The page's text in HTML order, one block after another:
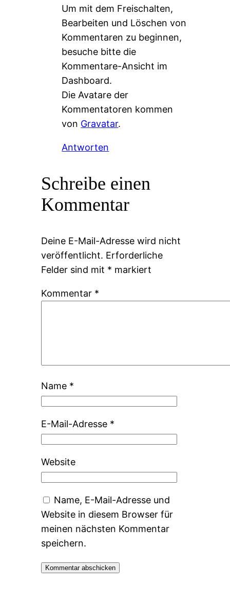
Um mit dem Freischalten,
Bearbeiten und Löschen von
Kommentaren zu beginnen,
besuche bitte die
Kommentare-Ansicht im
Dashboard.
Die Avatare der
Kommentatoren kommen
von Gravatar.
Antworten
Schreibe einen
Kommentar
Deine E-Mail-Adresse wird nicht
veröffentlicht. Erforderliche
Felder sind mit * markiert
Kommentar *
Name *
E-Mail-Adresse *
Website
Name, E-Mail-Adresse und
Website in diesem Browser für
meinen nächsten Kommentar
speichern.